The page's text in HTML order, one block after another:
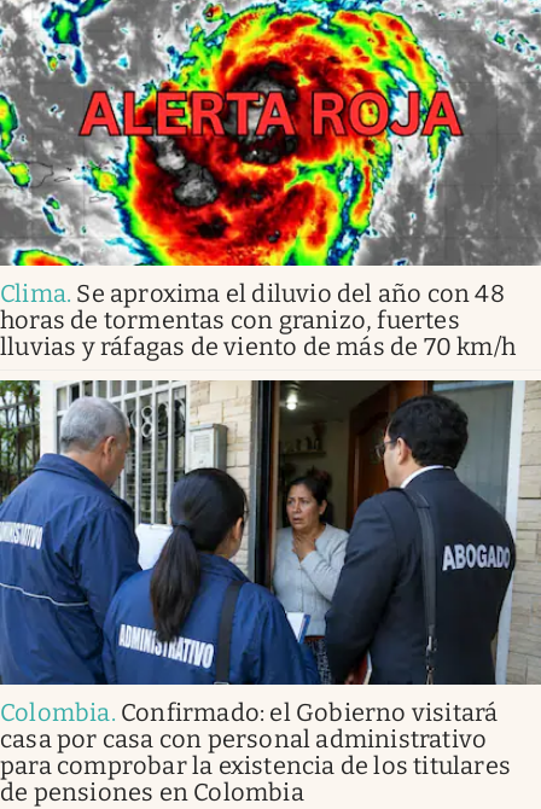
Clima. Se aproxima el diluvio del año con 48
horas de tormentas con granizo, fuertes
lluvias y ráfagas de viento de más de 70 km/h
Colombia. Confirmado: el Gobierno visitará
casa por casa con personal administrativo
para comprobar la existencia de los titulares
de pensiones en Colombia